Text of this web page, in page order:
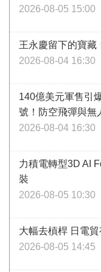
2026-08-05 15:00
王永慶留下的寶藏
2026-08-04 16:30
140億美元軍售引
號！防空飛彈與無
2026-08-04 16:30
力積電轉型3D AI
裝
2026-08-05 10:30
大幅去槓桿 日電
2026-08-05 14:45